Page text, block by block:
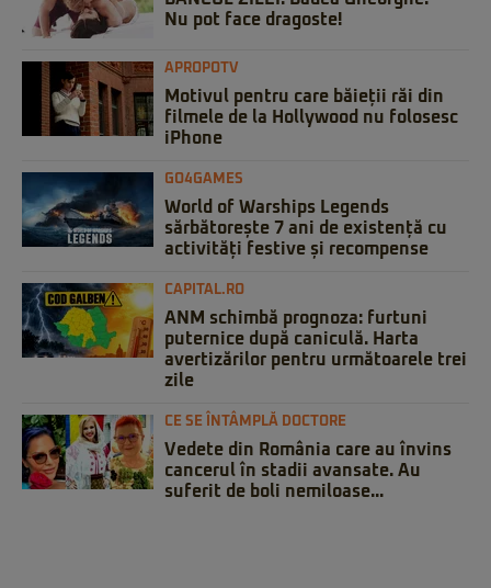
Nu pot face dragoste!
APROPOTV
Motivul pentru care băieții răi din
filmele de la Hollywood nu folosesc
iPhone
GO4GAMES
World of Warships Legends
sărbătorește 7 ani de existență cu
activități festive și recompense
CAPITAL.RO
ANM schimbă prognoza: furtuni
puternice după caniculă. Harta
avertizărilor pentru următoarele trei
zile
CE SE ÎNTÂMPLĂ DOCTORE
Vedete din România care au învins
cancerul în stadii avansate. Au
suferit de boli nemiloase...